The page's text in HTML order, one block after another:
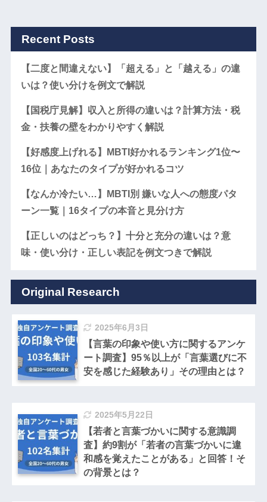
Recent Posts
【二度と間違えない】「超える」と「越える」の違
いは？使い分けを例文で解説
【国税庁見解】収入と所得の違いは？計算方法・税
金・扶養の壁をわかりやすく解説
【好感度上げれる】MBTI好かれるランキング1位〜
16位｜あなたのタイプが好かれるコツ
【なんか冷たい…】MBTI別 嫌いな人への態度パタ
ーン一覧｜16タイプの本音と見分け方
【正しいのはどっち？】十分と充分の違いは？意
味・使い分け・正しい表記を例文つきで解説
Original Research
2025年6月3日
【言葉の印象や使い方に関するアンケ
ート調査】95％以上が「言葉選びに不
安を感じた経験あり」その理由とは？
2025年5月22日
【若者と言葉づかいに関する意識調
査】約9割が「若者の言葉づかいに違
和感を覚えたことがある」と回答！そ
の背景とは？